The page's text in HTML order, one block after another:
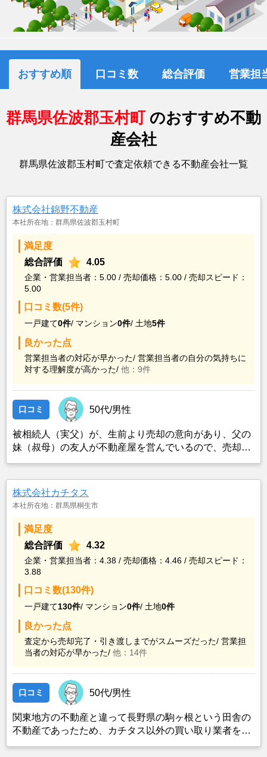
おすすめ順 口コミ数 総合評価 営業担
群馬県佐波郡玉村町 のおすすめ不動
産会社
群馬県佐波郡玉村町で査定依頼できる不動産会社一覧
株式会社錦野不動産
本社所在地：群馬県佐波郡玉村町
満足度
総合評価
4.05
企業・営業担当者：5.00 / 売却価格：5.00 / 売却スピード：
5.00
口コミ数(5件)
一戸建て0件/ マンション0件/ 土地5件
良かった点
営業担当者の対応が早かった/ 営業担当者の自分の気持ちに
対する理解度が高かった/ 他：9件
口コミ 50代/男性
被相続人（実父）が、生前より売却の意向があり、父の
妹（叔母）の友人が不動産屋を営んでいるので、売却先
うように、御願いしました
株式会社カチタス
本社所在地：群馬県桐生市
満足度
総合評価
4.32
企業・営業担当者：4.38 / 売却価格：4.46 / 売却スピード：
3.88
口コミ数(130件)
一戸建て130件/ マンション0件/ 土地0件
良かった点
査定から売却完了・引き渡しまでがスムーズだった/ 営業担
当者の対応が早かった/ 他：14件
口コミ 50代/男性
関東地方の不動産と違って長野県の駒ヶ根という田舎の
不動産であったため、カチタス以外の買い取り業者をみ